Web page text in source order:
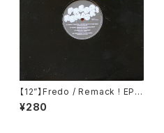
【12”】Fredo / Remack ! EP
(Second Royal) (EMF-021)
¥280